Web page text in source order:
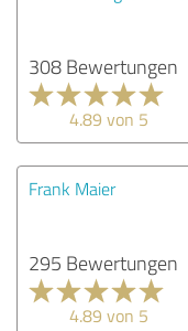
308 Bewertungen
4.89 von 5
Frank Maier
295 Bewertungen
4.89 von 5